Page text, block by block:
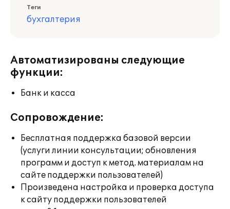
Теги
бухгалтерия
Автоматизированы следующие
функции:
Банк и касса
Сопровождение:
Бесплатная поддержка базовой версии
(услуги линии консультации; обновления
программ и доступ к метод. материалам на
сайте поддержки пользователей)
Произведена настройка и проверка доступа
к сайту поддержки пользователей